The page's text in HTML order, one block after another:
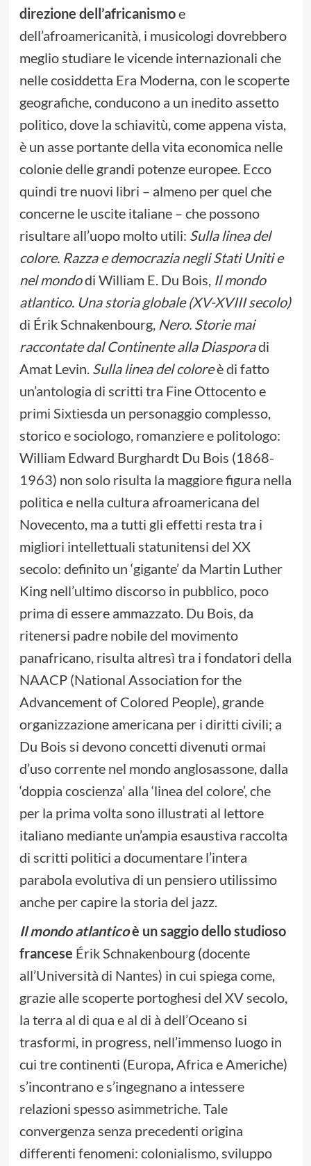
direzione dell’africanismoe
dell’afroamericanità, i musicologi dovrebbero
meglio studiare le vicende internazionali che
nelle cosiddetta Era Moderna, con le scoperte
geografiche, conducono a un inedito assetto
politico, dove la schiavitù, come appena vista,
è un asse portante della vita economica nelle
colonie delle grandi potenze europee. Ecco
quindi tre nuovi libri – almeno per quel che
concerne le uscite italiane – che possono
risultare all’uopo molto utili: Sulla linea del
colore. Razza e democrazia negli Stati Uniti e
nel mondodi William E. Du Bois, Il mondo
atlantico. Una storia globale (XV-XVIII secolo)
di Érik Schnakenbourg, Nero. Storie mai
raccontate dal Continente alla Diasporadi
Amat Levin. Sulla linea del coloreè di fatto
un’antologia di scritti tra Fine Ottocento e
primi Sixtiesda un personaggio complesso,
storico e sociologo, romanziere e politologo:
William Edward Burghardt Du Bois (1868-
1963) non solo risulta la maggiore figura nella
politica e nella cultura afroamericana del
Novecento, ma a tutti gli effetti resta tra i
migliori intellettuali statunitensi del XX
secolo: definito un ‘gigante’ da Martin Luther
King nell’ultimo discorso in pubblico, poco
prima di essere ammazzato. Du Bois, da
ritenersi padre nobile del movimento
panafricano, risulta altresì tra i fondatori della
NAACP (National Association for the
Advancement of Colored People), grande
organizzazione americana per i diritti civili; a
Du Bois si devono concetti divenuti ormai
d’uso corrente nel mondo anglosassone, dalla
‘doppia coscienza’ alla ‘linea del colore’, che
per la prima volta sono illustrati al lettore
italiano mediante un’ampia esaustiva raccolta
di scritti politici a documentare l’intera
parabola evolutiva di un pensiero utilissimo
anche per capire la storia del jazz.
Il mondo atlanticoè un saggio dello studioso
francese Érik Schnakenbourg (docente
all’Università di Nantes) in cui spiega come,
grazie alle scoperte portoghesi del XV secolo,
la terra al di qua e al di à dell’Oceano si
trasformi, in progress, nell’immenso luogo in
cui tre continenti (Europa, Africa e Americhe)
s’incontrano e s’ingegnano a intessere
relazioni spesso asimmetriche. Tale
convergenza senza precedenti origina
differenti fenomeni: colonialismo, sviluppo